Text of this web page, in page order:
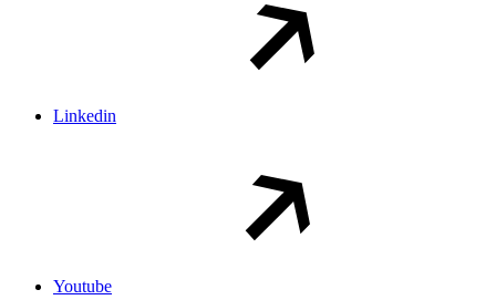
Linkedin
Youtube